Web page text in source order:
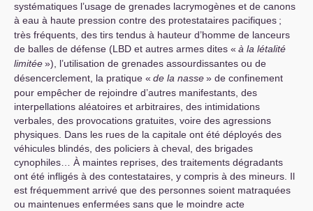
systématiques l’usage de grenades lacrymogènes et de canons
à eau à haute pression contre des protestataires pacifiques ;
très fréquents, des tirs tendus à hauteur d’homme de lanceurs
de balles de défense (LBD et autres armes dites « à la létalité
limitée»), l’utilisation de grenades assourdissantes ou de
désencerclement, la pratique « de la nasse» de confinement
pour empêcher de rejoindre d’autres manifestants, des
interpellations aléatoires et arbitraires, des intimidations
verbales, des provocations gratuites, voire des agressions
physiques. Dans les rues de la capitale ont été déployés des
véhicules blindés, des policiers à cheval, des brigades
cynophiles… À maintes reprises, des traitements dégradants
ont été infligés à des contestataires, y compris à des mineurs. Il
est fréquemment arrivé que des personnes soient matraquées
ou maintenues enfermées sans que le moindre acte